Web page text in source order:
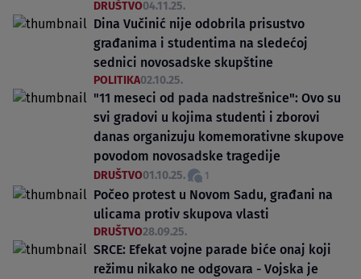
DRUŠTVO04.11.25.
Dina Vučinić nije odobrila prisustvo
građanima i studentima na sledećoj
sednici novosadske skupštine
POLITIKA02.10.25.
"11 meseci od pada nadstrešnice": Ovo su
svi gradovi u kojima studenti i zborovi
danas organizuju komemorativne skupove
povodom novosadske tragedije
DRUŠTVO01.10.25. 1
Počeo protest u Novom Sadu, građani na
ulicama protiv skupova vlasti
DRUŠTVO28.09.25.
SRCE: Efekat vojne parade biće onaj koji
režimu nikako ne odgovara - Vojska je